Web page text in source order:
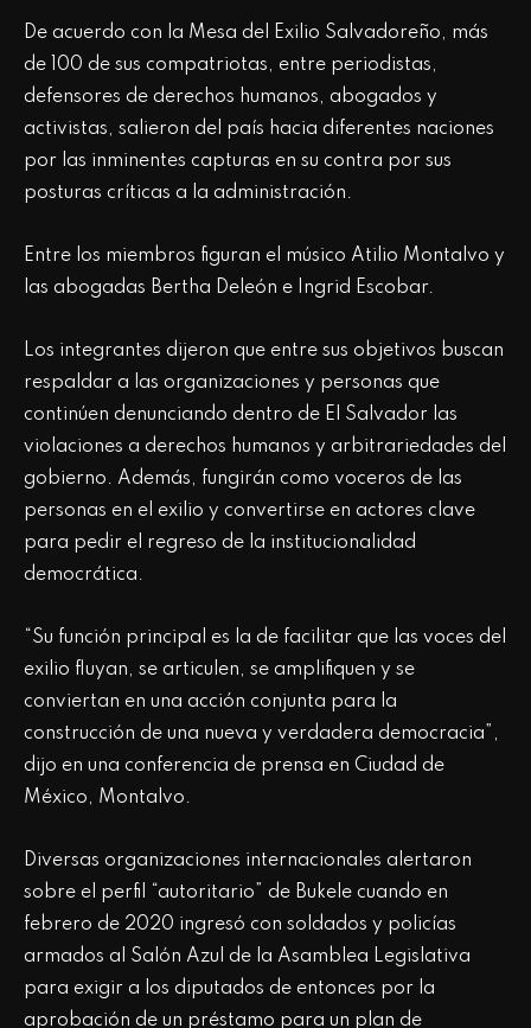
De acuerdo con la Mesa del Exilio Salvadoreño, más
de 100 de sus compatriotas, entre periodistas,
defensores de derechos humanos, abogados y
activistas, salieron del país hacia diferentes naciones
por las inminentes capturas en su contra por sus
posturas críticas a la administración.
Entre los miembros figuran el músico Atilio Montalvo y
las abogadas Bertha Deleón e Ingrid Escobar.
Los integrantes dijeron que entre sus objetivos buscan
respaldar a las organizaciones y personas que
continúen denunciando dentro de El Salvador las
violaciones a derechos humanos y arbitrariedades del
gobierno. Además, fungirán como voceros de las
personas en el exilio y convertirse en actores clave
para pedir el regreso de la institucionalidad
democrática.
“Su función principal es la de facilitar que las voces del
exilio fluyan, se articulen, se amplifiquen y se
conviertan en una acción conjunta para la
construcción de una nueva y verdadera democracia”,
dijo en una conferencia de prensa en Ciudad de
México, Montalvo.
Diversas organizaciones internacionales alertaron
sobre el perfil “autoritario” de Bukele cuando en
febrero de 2020 ingresó con soldados y policías
armados al Salón Azul de la Asamblea Legislativa
para exigir a los diputados de entonces por la
aprobación de un préstamo para un plan de